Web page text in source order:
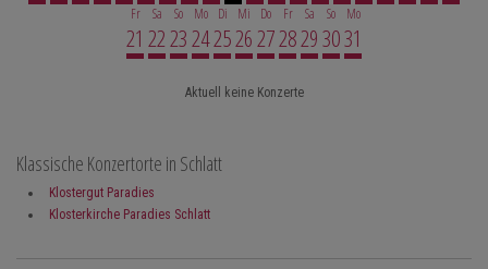
Fr
21
Sa
22
So
23
Mo
24
Di
25
Mi
26
Do
27
Fr
28
Sa
29
So
30
Mo
31
Aktuell keine Konzerte
Klassische Konzertorte in Schlatt
Klostergut Paradies
Klosterkirche Paradies Schlatt